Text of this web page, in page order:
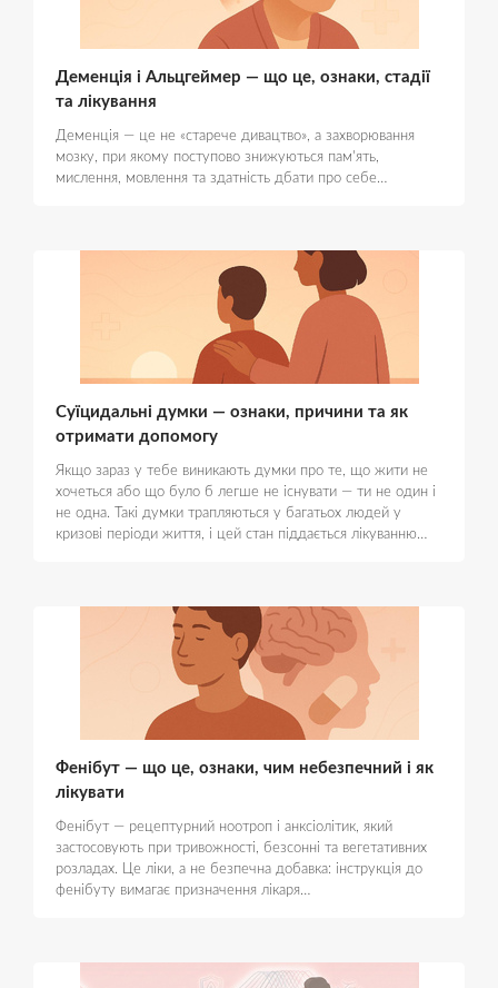
Деменція і Альцгеймер — що це, ознаки, стадії
та лікування
Деменція — це не «старече дивацтво», а захворювання
мозку, при якому поступово знижуються пам'ять,
мислення, мовлення та здатність дбати про себе…
Суїцидальні думки — ознаки, причини та як
отримати допомогу
Якщо зараз у тебе виникають думки про те, що жити не
хочеться або що було б легше не існувати — ти не один і
не одна. Такі думки трапляються у багатьох людей у
кризові періоди життя, і цей стан піддається лікуванню…
Фенібут — що це, ознаки, чим небезпечний і як
лікувати
Фенібут — рецептурний ноотроп і анксіолітик, який
застосовують при тривожності, безсонні та вегетативних
розладах. Це ліки, а не безпечна добавка: інструкція до
фенібуту вимагає призначення лікаря…